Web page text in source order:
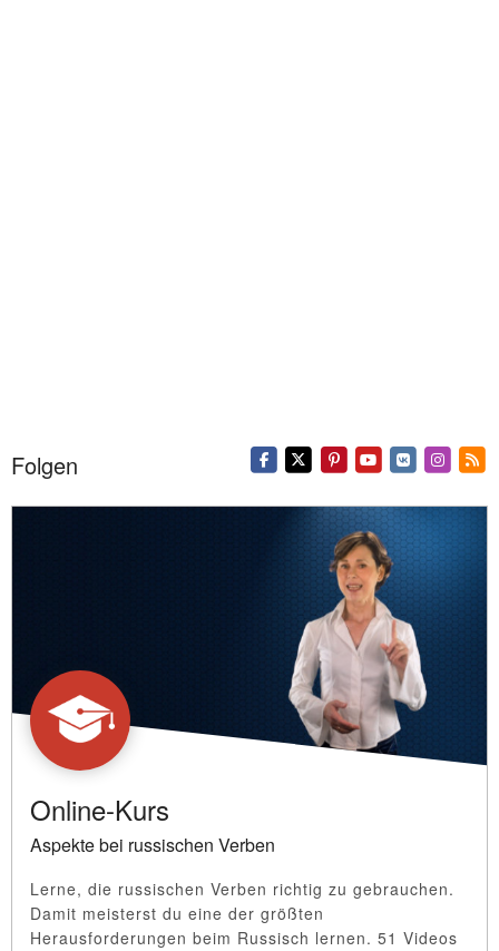
Folgen
Online-Kurs
Aspekte bei russischen Verben
Lerne, die russischen Verben richtig zu gebrauchen.
Damit meisterst du eine der größten
Herausforderungen beim Russisch lernen. 51 Videos